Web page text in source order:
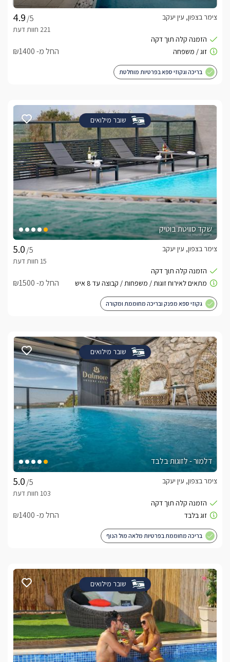
/5
צימר בצפון, עין יעקב
החל מ- ₪1400
בריכה וגקוזי ספא בפרטיות מוחלטת
שובר מילואים
שקד סוויטת בוטיק
/5
צימר בצפון, עין יעקב
החל מ- ₪1500
גקוזי ספא מפנק ובריכה מחוממת ומקורה
שובר מילואים
דלמור - לזוגות בלבד
/5
צימר בצפון, עין יעקב
החל מ- ₪1400
בריכה מחוממת בפרטיות מלאה מול הנוף
שובר מילואים